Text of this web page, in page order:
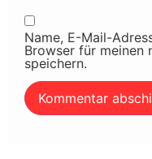
Name, E-Mail-
Browser für meinen
speichern.